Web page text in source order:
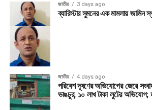
জাতীয় 3 days ago
ব্যারিস্টার সুমনের এক মামলায়
জাতীয় 4 days ago
পরিবেশ দূষণের অভিযোগের জেরে
ভাঙচুর, ১০ লাখ টাকা লুটের অভিযোগ;